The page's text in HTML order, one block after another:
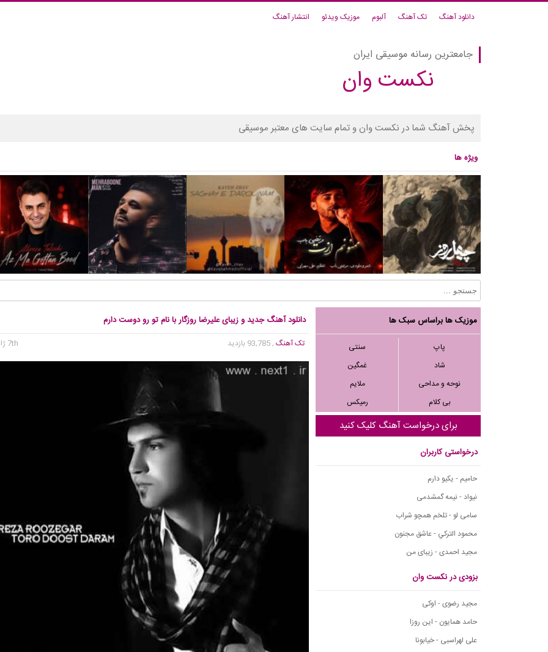
دانلود آهنگ تک آهنگ آلبوم موزیک ویدئو انتشار آهنگ
جامعترین رسانه موسیقی ایران
نکست وان
پخش آهنگ شما در نکست وان و تمام سایت های معتبر موسیقی
ویژه ها
موزیک ها براساس سبک ها
پاپ
سنتی
شاد
غمگین
نوحه و مداحی
ملایم
بی کلام
رمیکس
برای درخواست آهنگ کلیک کنید
درخواستی کاربران
حامیم - یکیو دارم
نیواد - نیمه گمشدمی
سامی لو - تلخم همچو شراب
محمود التركي - عاشق مجنون
مجید احمدی - زیبای من
بزودی در نکست وان
مجید رضوی - اوکی
حامد همایون - این روزا
علی لهراسبی - خیابونا
دانلود آهنگ جدید و زیبای علیرضا روزگار با نام تو رو دوست دارم
تک آهنگ, 93,785 بازدید 7th ژانویه 2015